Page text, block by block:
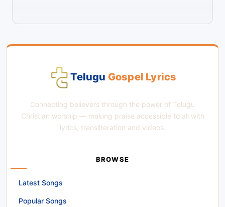
Telugu Gospel Lyrics
Connecting believers through the power of Telugu
Christian worship — making praise accessible to all with
lyrics, transliteration and videos.
BROWSE
Latest Songs
Popular Songs